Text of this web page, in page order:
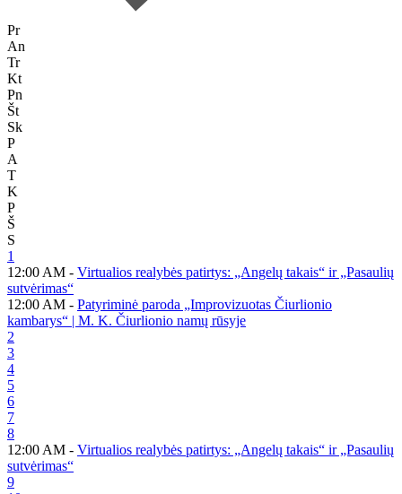
Pr
An
Tr
Kt
Pn
Št
Sk
P
A
T
K
P
Š
S
1
12:00 AM - Virtualios realybės patirtys: „Angelų takais“ ir „Pasaulių
sutvėrimas“
12:00 AM - Patyriminė paroda „Improvizuotas Čiurlionio
kambarys“ | M. K. Čiurlionio namų rūsyje
2
3
4
5
6
7
8
12:00 AM - Virtualios realybės patirtys: „Angelų takais“ ir „Pasaulių
sutvėrimas“
9